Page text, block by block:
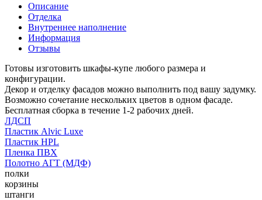
Описание
Отделка
Внутреннее наполнение
Информация
Отзывы
Готовы изготовить шкафы-купе любого размера и
конфигурации.
Декор и отделку фасадов можно выполнить под вашу задумку.
Возможно сочетание нескольких цветов в одном фасаде.
Бесплатная сборка в течение 1-2 рабочих дней.
ЛДСП
Пластик Alvic Luxe
Пластик HPL
Пленка ПВХ
Полотно АГТ (МДФ)
полки
корзины
штанги